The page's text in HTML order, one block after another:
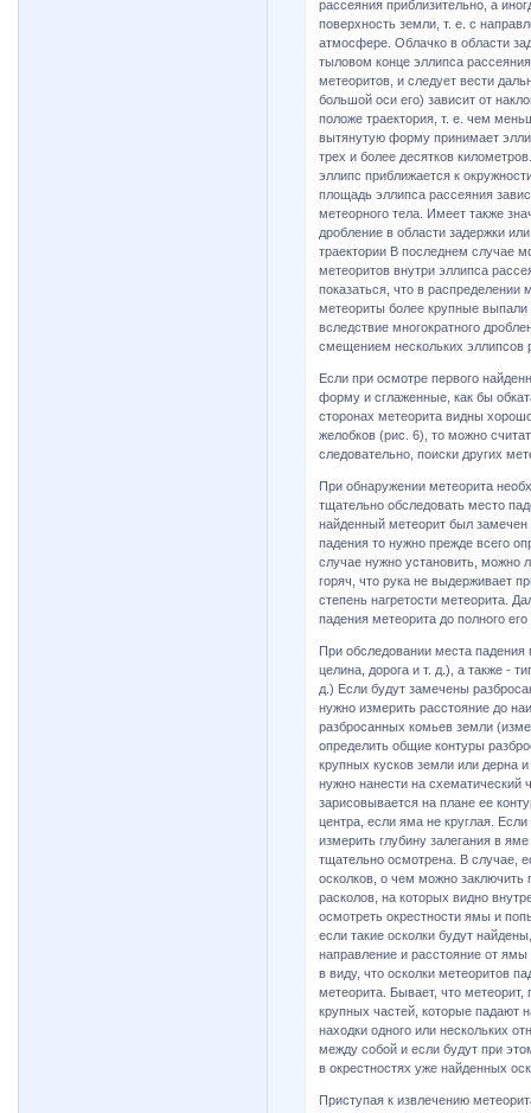
рассеяния приблизительно, а
поверхность земли, т. е. с
атмосфере. Облачко в области
тыловом конце эллипса
метеоритов, и следует вести
большой оси его) зависит от
положе траектория, т. е. чем
вытянутую форму принимает
трех и более десятков
эллипс приближается к
площадь эллипса рассеяния
метеорного тела. Имеет также
дробление в области задержки
траектории В последнем случае
метеоритов внутри эллипса
показаться, что в распределении
метеориты более крупные
вследствие многократного
смещением нескольких эллипсов
Если при осмотре первого
форму и сглаженные, как бы
сторонах метеорита видны
желобков (рис. 6), то можно
следовательно, поиски других
При обнаружении метеорита
тщательно обследовать место
найденный метеорит был
падения то нужно прежде всего
случае нужно установить, можно
горяч, что рука не выдерживает
степень нагретости метеорита.
падения метеорита до полного
При обследовании места падения
целина, дорога и т. д.), а также -
д.) Если будут замечены
нужно измерить расстояние до
разбросанных комьев земли
определить общие контуры
крупных кусков земли или дерна
нужно нанести на
зарисовывается на плане ее
центра, если яма не круглая.
измерить глубину залегания в
тщательно осмотрена. В случае,
осколков, о чем можно
расколов, на которых видно
осмотреть окрестности ямы и
если такие осколки будут
направление и расстояние от
в виду, что осколки метеоритов
метеорита. Бывает, что метеорит,
крупных частей, которые падают
находки одного или нескольких
между собой и если будут при
в окрестностях уже найденных
Приступая к извлечению